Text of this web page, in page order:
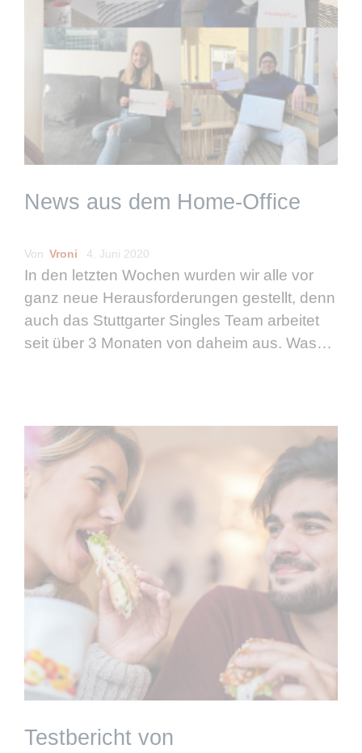
News aus dem Home-Office
Von Vroni 4. Juni 2020
In den letzten Wochen wurden wir alle vor
ganz neue Herausforderungen gestellt, denn
auch das Stuttgarter Singles Team arbeitet
seit über 3 Monaten von daheim aus. Was
Testbericht von